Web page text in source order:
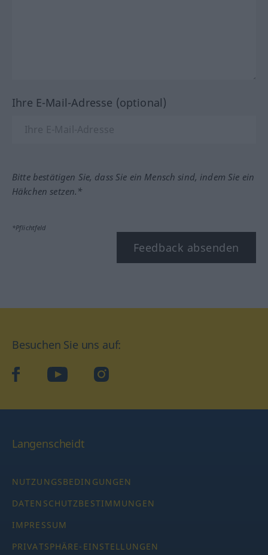
Ihre E-Mail-Adresse (optional)
Bitte bestätigen Sie, dass Sie ein Mensch sind, indem Sie ein
Häkchen setzen.*
*Pflichtfeld
Feedback absenden
Besuchen Sie uns auf:
facebookYouTube Instagram
Langenscheidt
NUTZUNGSBEDINGUNGEN
DATENSCHUTZBESTIMMUNGEN
IMPRESSUM
PRIVATSPHÄRE-EINSTELLUNGEN